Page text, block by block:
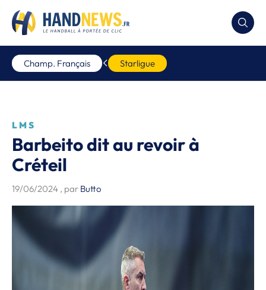
Champ. Français Starligue
LMS
Barbeito dit au revoir à
Créteil
19/06/2024 , par Butto